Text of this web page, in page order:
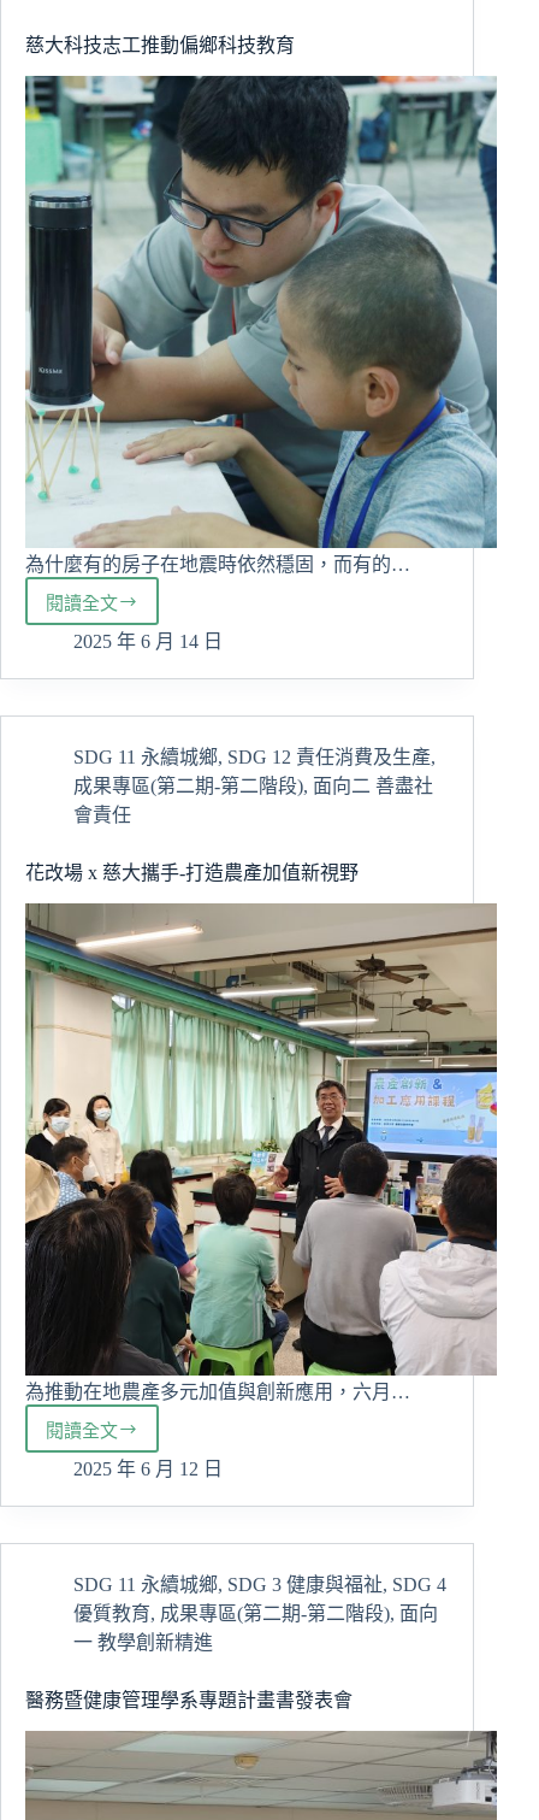
慈
大
SDG3
入
列
全
球
百
大
慈大科技志工推動偏鄉科技教育
為什麼有的房子在地震時依然穩固，而有的…
閱讀全文
慈
大
志
推
動
偏
科
育
2025 年 6 月 14 日
SDG 11 永續城鄉, SDG 12 責任消費及生產,
成果專區(第二期-第二階段), 面向二 善盡社
會責任
花改場 x 慈大攜手-打造農產加值新視野
為推動在地農產多元加值與創新應用，六月…
閱讀全文
花
改
x
慈
攜
手-
打
農
產
值
新
2025 年 6 月 12 日
SDG 11 永續城鄉, SDG 3 健康與福祉, SDG 4
優質教育, 成果專區(第二期-第二階段), 面向
一 教學創新精進
醫務暨健康管理學系專題計畫書發表會